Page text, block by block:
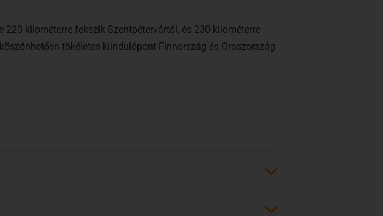
220 kilométerre fekszik Szentpétervártól, és 230 kilométerre
tökéletes kiindulópont Finnország és Oroszország